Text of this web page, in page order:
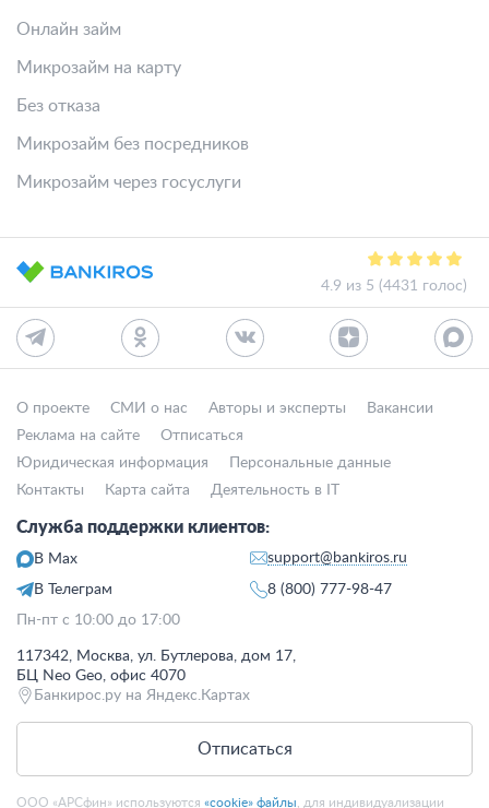
Онлайн займ
Микрозайм на карту
Без отказа
Микрозайм без посредников
Микрозайм через госуслуги
4.9 из 5 (4431 голос)
О проекте СМИ о нас Авторы и эксперты
Вакансии
Реклама на сайте
Отписаться
Юридическая информация
Персональные данные
Контакты
Карта сайта Деятельность в IT
Служба поддержки клиентов:
В Max
В Телеграм
support@bankiros.ru
8 (800) 777-98-47
Пн-пт с 10:00 до 17:00
117342, Москва, ул. Бутлерова, дом 17,
БЦ Neo Geo, офис 4070
Банкирос.ру на Яндекс.Картах
Отписаться
ООО «АРСфин» используются «cookie» файлы , для индивидуализации